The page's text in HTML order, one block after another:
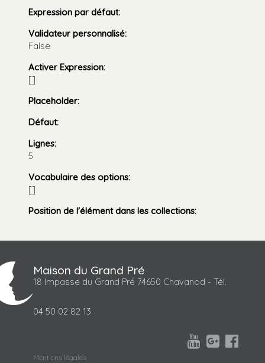
Expression par défaut:
Validateur personnalisé:
False
Activer Expression:
[]
Placeholder:
Défaut:
Lignes:
5
Vocabulaire des options:
[]
Position de l'élément dans les collections:
Maison du Grand Pré
18 Impasse du Grand Pré 74650 Chavanod - Tél.
04 50 02 82 13



Mentions légales